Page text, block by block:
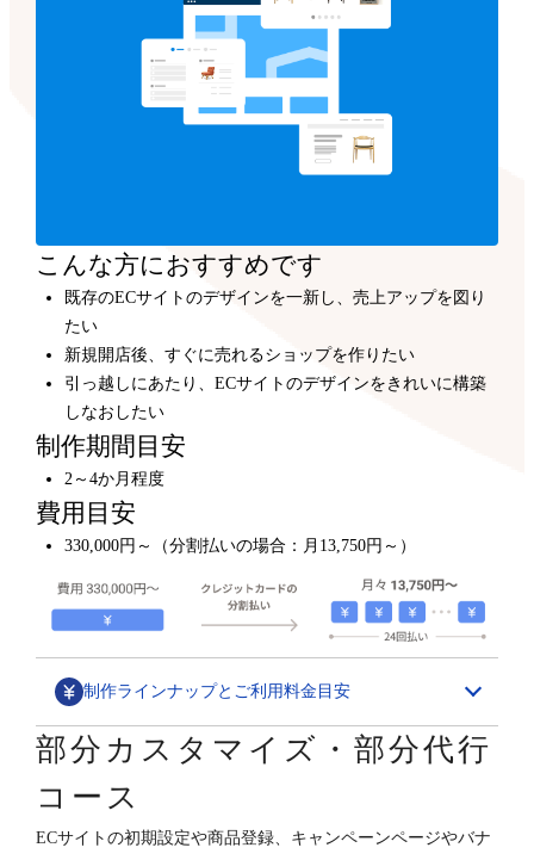
こんな方におすすめです
既存のECサイトのデザインを一新し、売上アップを図り
たい
新規開店後、すぐに売れるショップを作りたい
引っ越しにあたり、ECサイトのデザインをきれいに構築
しなおしたい
制作期間目安
2～4か月程度
費用目安
330,000円～（分割払いの場合：月13,750円～）
制作ラインナップとご利用料金目安
デザインカスタマイズ
1,580,000円～
部分カスタマイズ・部分代行
コース
ECサイトの初期設定や商品登録、キャンペーンページやバナ